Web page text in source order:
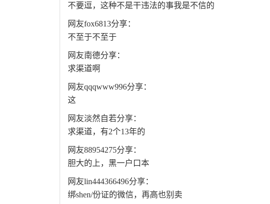
不要逗，这种不是干违法的事我是不信的
网友fox6813分享：
不至于不至于
网友南德分享：
求渠道啊
网友qqqwww996分享：
这
网友淡然自若分享：
求渠道，有2个13年的
网友88954275分享：
胆大的上，黑一户口本
网友lin444366496分享：
绑shen/份证的微信，再高也别卖